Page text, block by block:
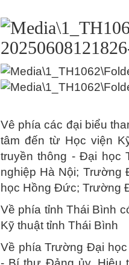
Vê phía các đại biểu
tâm đến từ Học viện
truyền thông - Đại học
nghiệp Hà Nội; Trường
học Hồng Đức; Trường
Về phía tỉnh Thái Bình
Kỹ thuật tỉnh Thái Bình
Về phía Trường Đại